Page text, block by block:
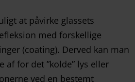
at påvirke glassets
med forskellige
(coating). Derved kan man
af for det ”kolde” lys eller
ved en bestemt